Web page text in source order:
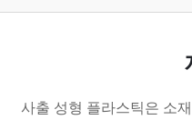
사출 성형 플라스틱은 소